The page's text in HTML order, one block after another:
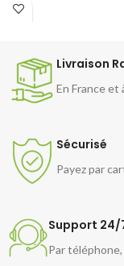
Livraison
En France et
Sécurisé
Payez par
Support 24/
Par